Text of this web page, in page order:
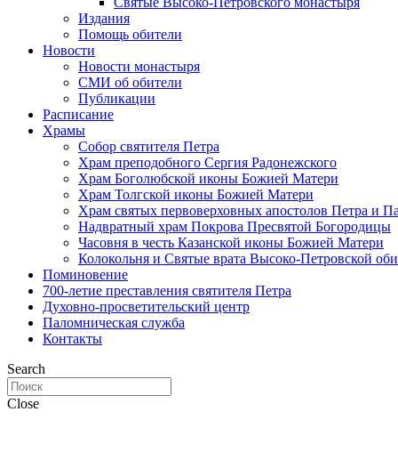
Издания
Помощь обители
Новости
Новости монастыря
СМИ об обители
Публикации
Расписание
Храмы
Собор святителя Петра
Храм преподобного Сергия Радонежского
Храм Боголюбской иконы Божией Матери
Храм Толгской иконы Божией Матери
Храм святых первоверховных апостолов Петра и
Надвратный храм Покрова Пресвятой Богородицы
Часовня в честь Казанской иконы Божией Матери
Колокольня и Святые врата Высоко-Петровской
Поминовение
700-летие преставления святителя Петра
Духовно-просветительский центр
Паломническая служба
Контакты
Search
Close